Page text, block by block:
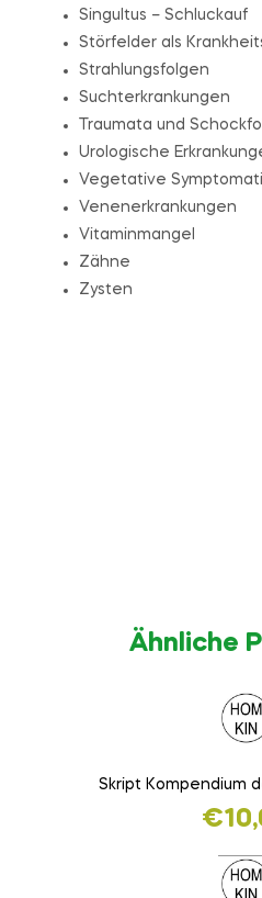
Singultus – Schluckauf
Störfelder als
Strahlungsfolgen
Suchterkrankungen
Traumata und
Urologische
Vegetative
Venenerkrankungen
Vitaminmangel
Zähne
Zysten
Ähnliche
Skript Kompendium
€